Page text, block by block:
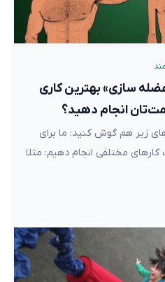
سازی» بهترین کاری
انجام دهید؟
زیر هم گوش کنید: ما برای
مختلفی انجام دهیم: مثلا